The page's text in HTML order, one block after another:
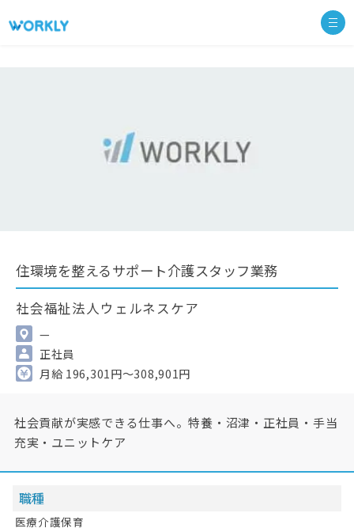
住環境を整えるサポート介護スタッフ業務
社会福祉法人ウェルネスケア
—
正社員
月給 196,301円～308,901円
社会貢献が実感できる仕事へ。特養・沼津・正社員・手当
充実・ユニットケア
職種
医療介護保育